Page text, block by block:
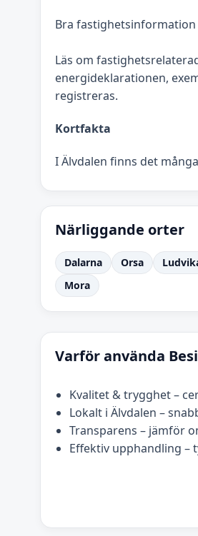
Bra fastighetsinformation
Läs om
energideklarationen,
registreras.
Kortfakta
I Älvdalen finns det
Närliggande orter
Dalarna Orsa
Mora
Varför använda
Kvalitet & trygghet –
Lokalt i Älvdalen –
Transparens – jämför
Effektiv upphandling –